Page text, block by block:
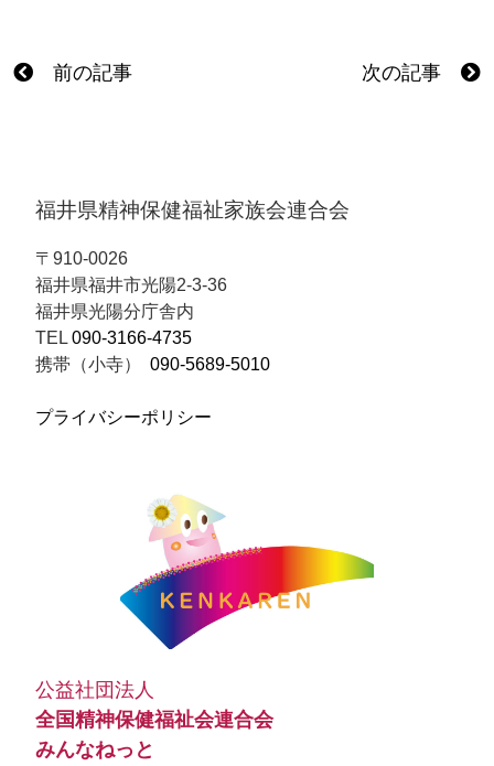
前の記事 次の記事
福井県精神保健福祉家族会連合会
〒910-0026
福井県福井市光陽2-3-36
福井県光陽分庁舎内
TEL 090-3166-4735
携帯（小寺） 090-5689-5010
プライバシーポリシー
公益社団法人
全国精神保健福祉会連合会
みんなねっと